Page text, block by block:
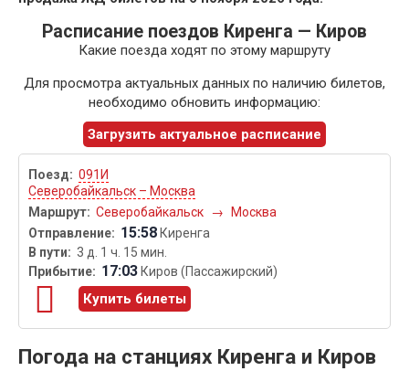
Расписание поездов Киренга — Киров
Какие поезда ходят по этому маршруту
Для просмотра актуальных данных по наличию билетов,
необходимо обновить информацию:
Загрузить актуальное расписание
091И
Северобайкальск – Москва
Северобайкальск
→ Москва
15:58 Киренга
3 д. 1 ч. 15 мин.
17:03 Киров (Пассажирский)
Купить билеты
Погода на станциях Киренга и Киров